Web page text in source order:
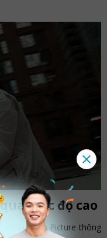
tốc độ cao
độ Custom Picture thông